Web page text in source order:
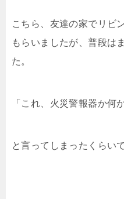
こちら、友達の家でリビ
もらいましたが、普段は
た。
「これ、火災警報器か何
と言ってしまったくらいで